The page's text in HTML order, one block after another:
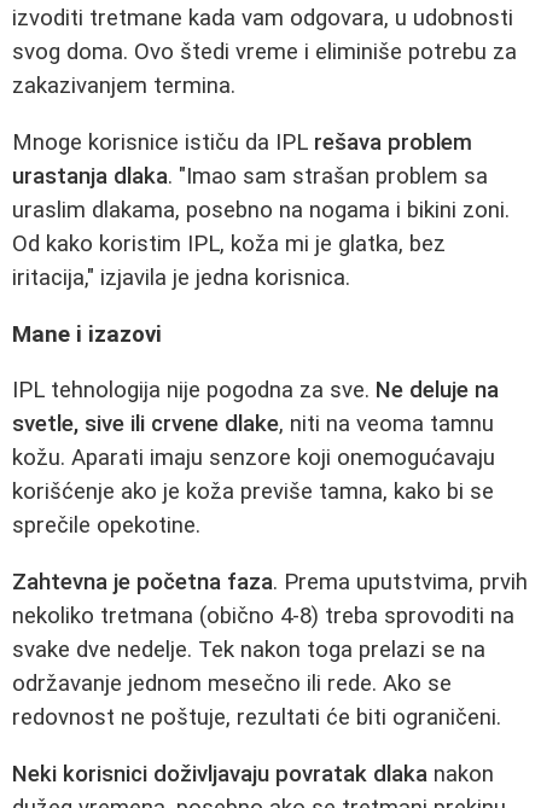
izvoditi tretmane kada vam odgovara, u udobnosti
svog doma. Ovo štedi vreme i eliminiše potrebu za
zakazivanjem termina.
Mnoge korisnice ističu da IPL rešava problem
urastanja dlaka. "Imao sam strašan problem sa
uraslim dlakama, posebno na nogama i bikini zoni.
Od kako koristim IPL, koža mi je glatka, bez
iritacija," izjavila je jedna korisnica.
Mane i izazovi
IPL tehnologija nije pogodna za sve. Ne deluje na
svetle, sive ili crvene dlake, niti na veoma tamnu
kožu. Aparati imaju senzore koji onemogućavaju
korišćenje ako je koža previše tamna, kako bi se
sprečile opekotine.
Zahtevna je početna faza. Prema uputstvima, prvih
nekoliko tretmana (obično 4-8) treba sprovoditi na
svake dve nedelje. Tek nakon toga prelazi se na
održavanje jednom mesečno ili rede. Ako se
redovnost ne poštuje, rezultati će biti ograničeni.
Neki korisnici doživljavaju povratak dlaka nakon